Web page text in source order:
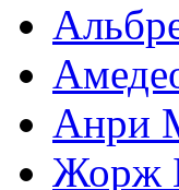
Анри
Жорж